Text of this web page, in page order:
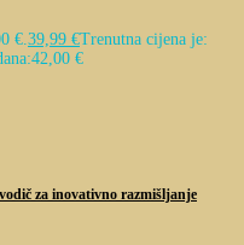
€.39,99 €Trenutna cijena je:
42,00 €
za inovativno razmišljanje